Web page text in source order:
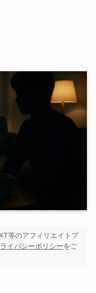
等のアフィリエイトプ
イバシーポリシーをご